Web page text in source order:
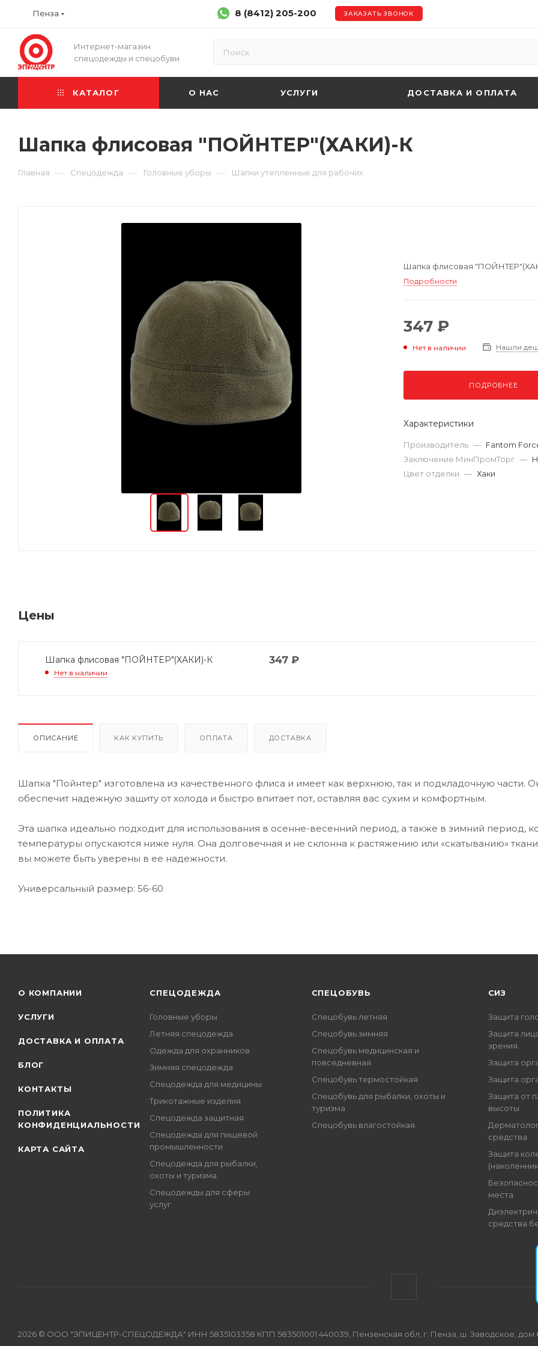
Пенза 8 (8412) 205-200 ЗАКАЗАТЬ ЗВОНОК
Интернет-магазин
спецодежды и спецобуви
КАТАЛОГ О НАС УСЛУГИ ДОСТАВКА И ОПЛАТА
Шапка флисовая "ПОЙНТЕР"(ХАКИ)-К
Главная — Спецодежда — Головные уборы — Шапки утепленные для рабочих
Шапка флисовая
Подробности
347 ₽
Нет в наличии Нашли
ПОДРОБНЕЕ
Характеристики
Производитель — Fantom
Заключение МинПромТорг —
Цвет отделки — Хаки
Цены
Шапка флисовая "ПОЙНТЕР"(ХАКИ)-К
Нет в наличии
347₽
ОПИСАНИЕ КАК КУПИТЬ ОПЛАТА ДОСТАВКА
Шапка "Пойнтер" изготовлена из качественного флиса и имеет как верхнюю, так и подкладочную части.
обеспечит надежную защиту от холода и быстро впитает пот, оставляя вас сухим и комфортным.
Эта шапка идеально подходит для использования в осенне-весенний период, а также в зимний период,
температуры опускаются ниже нуля. Она долговечная и не склонна к растяжению или «скатыванию»
вы можете быть уверены в ее надежности.
Универсальный размер: 56-60
О КОМПАНИИ
УСЛУГИ
ДОСТАВКА И ОПЛАТА
БЛОГ
КОНТАКТЫ
ПОЛИТИКА
КОНФИДЕНЦИАЛЬНОСТИ
КАРТА САЙТА
СПЕЦОДЕЖДА
Головные уборы
Летняя спецодежда
Одежда для охранников
Зимняя спецодежда
Спецодежда для медицины
Трикотажные изделия
Спецодежда защитная
Спецодежда для пищевой
промышленности
Спецодежда для рыбалки,
охоты и туризма
Спецодежды для сферы
услуг
CПЕЦОБУВЬ
Спецобувь летняя
Спецобувь зимняя
Спецобувь медицинская и
повседневная
Спецобувь термостойкая
Спецобувь для рыбалки, охоты и
туризма
Спецобувь влагостойкая
СИЗ
Защита
Защита
зрения
Защита
Защита
Защита от
высоты
средства
Защита
места
средства
2026 © ООО "ЭПИЦЕНТР-СПЕЦОДЕЖДА" ИНН 5835103358 КПП 583501001 440039, Пензенская обл, г. Пенза, ш. Заводское, дом